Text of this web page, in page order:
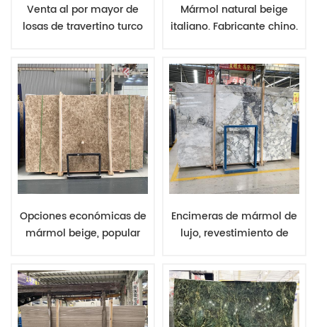
Venta al por mayor de
losas de travertino turco
beige de alta calidad con
superficie pulida o
cortada. Especificaciones
personalizadas.
Mármol natural beige
italiano. Fabricante chino.
Mayorista de piedra
natural de buena calidad.
Opciones económicas de
mármol beige, popular
Emperador Claro, fábrica
de mármol de China,
suministro de losas.
Encimeras de mármol de
lujo, revestimiento de
natural, láminas,
proveedor chino, losas de
mármol blanco,
exportación